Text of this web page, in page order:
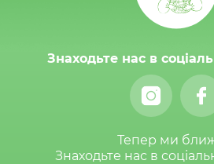
Знаходьте нас в
Тепер ми
Знаходьте нас в